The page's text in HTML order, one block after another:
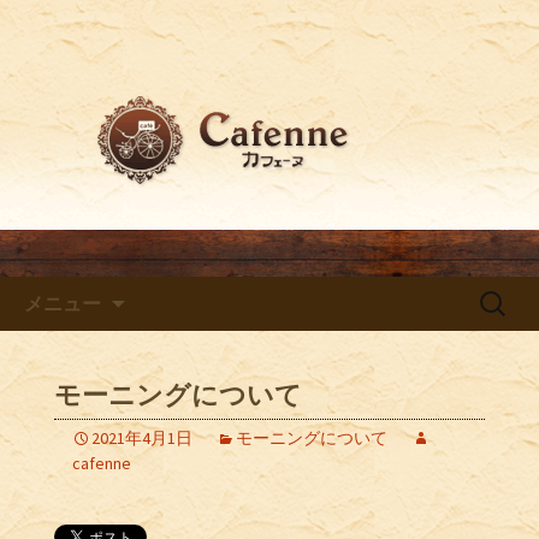
梅田でおすすめのカフェ
「Cafenne～カフェーヌ～」か
らのお知らせ
梅田でおすすめのカフェ「Cafenne～カ
フェーヌ～」からのブログ
メニュー
検
モーニングについて
2021年4月1日
モーニングについて
cafenne